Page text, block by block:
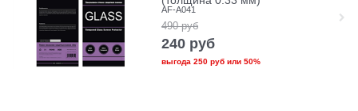
AF-A041
490 руб
240 руб
выгода 250 рубили 50%